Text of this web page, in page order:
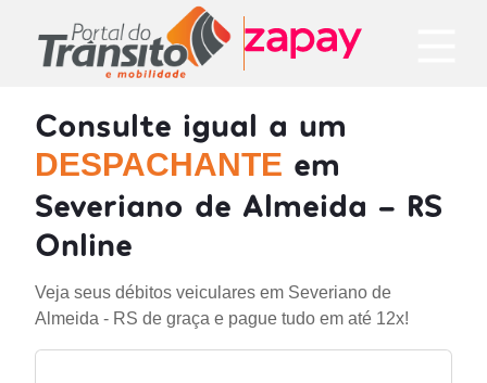
Consulte igual a um
DESPACHANTE em
Severiano de Almeida - RS
Online
Veja seus débitos veiculares em Severiano de
Almeida - RS de graça e pague tudo em até 12x!